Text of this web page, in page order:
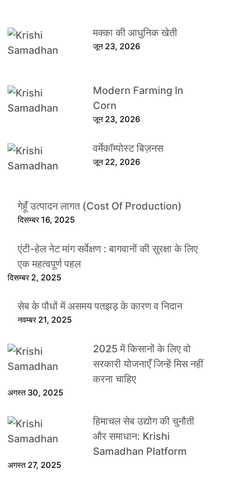
मक्का की आधुनिक खेती
जून 23, 2026
Modern Farming In
Corn
जून 23, 2026
वर्मेकॉम्पोस्ट बिज़नस
जून 22, 2026
गेहूँ उत्पादन लागत (Cost Of Production)
दिसम्बर 16, 2025
एंटी-हेल नेट मांग सर्वेक्षण : बागवानों की सुरक्षा के लिए
एक महत्वपूर्ण पहल
दिसम्बर 2, 2025
सेब के पौधों में असमय पतझड़ के कारण व निदान
नवम्बर 21, 2025
2025 में किसानों के लिए वो
सरकारी योजनाएँ जिन्हें मिस नहीं
करना चाहिए
अगस्त 30, 2025
हिमाचल सेब उद्योग की चुनौती
और समाधान: Krishi
Samadhan Platform
अगस्त 27, 2025